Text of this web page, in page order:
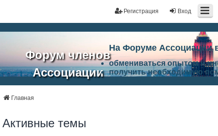
Вход
Регистрация
Форум членов
Ассоциации
портал"
На Форуме Ассоциации
обмениваться опытом и
получить необходимую
Главная
Активные темы